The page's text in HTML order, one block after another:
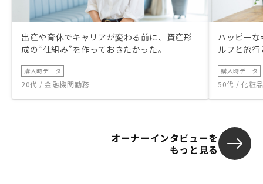
出産や育休でキャリアが変わる前に、資産形
成の“仕組み”を作っておきたかった。
購入時データ
20代 / 金融機関勤務
ハッピー
ルフと旅
購入時データ
50代 / 化粧
オーナーインタビューを
もっと見る